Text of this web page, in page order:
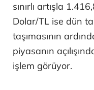
sınırlı artışla
Dolar/TL ise dün
taşımasının
piyasanın
işlem görüyor.